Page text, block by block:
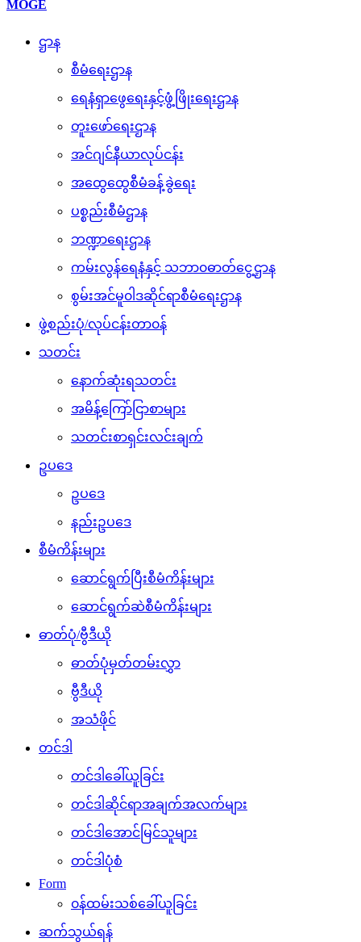
MOGE
ဌာန
စီမံရေးဌာန
ရေနံရှာဖွေရေးနှင့်ဖွံ့ဖြိုးရေးဌာန
တူးဖော်ရေးဌာန
အင်ဂျင်နီယာလုပ်ငန်း
အထွေထွေစီမံခန့်ခွဲရေး
ပစ္စည်းစီမံဌာန
ဘဏ္ဍာရေးဌာန
ကမ်းလွန်ရေနံနှင့် သဘာ၀ဓာတ်ငွေ့ဌာန
စွမ်းအင်မူ၀ါဒဆိုင်ရာစီမံရေးဌာန
ဖွဲ့စည်းပုံ/လုပ်ငန်းတာ၀န်
သတင်း
နောက်ဆုံးရသတင်း
အမိန့်ကြော်ငြာစာများ
သတင်းစာရှင်းလင်းချက်
ဥပဒေ
ဥပဒေ
နည်းဥပဒေ
စီမံကိန်းများ
ဆောင်ရွက်ပြီးစီမံကိန်းများ
ဆောင်ရွက်ဆဲစီမံကိန်းများ
ဓာတ်ပုံ/ဗွီဒီယို
ဓာတ်ပုံမှတ်တမ်းလွှာ
ဗွီဒီယို
အသံဖိုင်
တင်ဒါ
တင်ဒါခေါ်ယူခြင်း
တင်ဒါဆိုင်ရာအချက်အလက်များ
တင်ဒါအောင်မြင်သူများ
တင်ဒါပုံစံ
Form
၀န်ထမ်းသစ်ခေါ်ယူခြင်း
ဆက်သွယ်ရန်